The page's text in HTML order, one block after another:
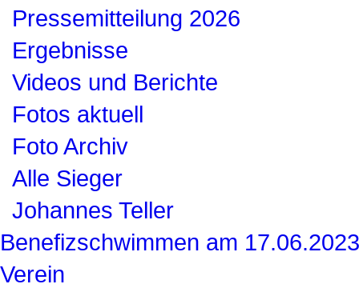
Pressemitteilung 2026
Ergebnisse
Videos und Berichte
Fotos aktuell
Foto Archiv
Alle Sieger
Johannes Teller
Benefizschwimmen am 17.06.2023
Verein